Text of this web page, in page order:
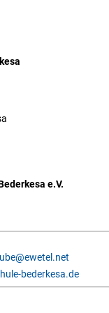
e.V.
bederkesa.de